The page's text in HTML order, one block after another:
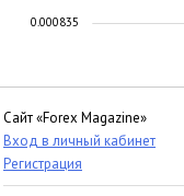
0.000835
Сайт «Forex Magazine»
Вход в личный кабинет
Регистрация